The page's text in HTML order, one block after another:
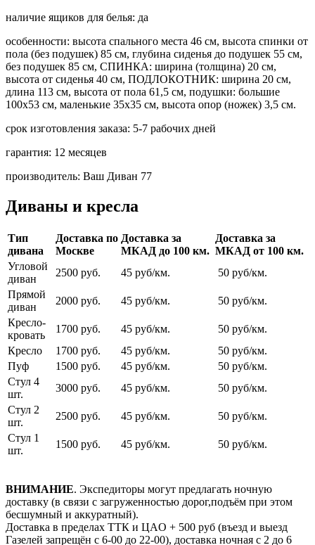
наличие ящиков для белья: да
особенности: высота спального места 46 см, высота спинки от
пола (без подушек) 85 см, глубина сиденья до подушек 55 см,
без подушек 85 см, СПИНКА: ширина (толщина) 20 см,
высота от сиденья 40 см, ПОДЛОКОТНИК: ширина 20 см,
длина 113 см, высота от пола 61,5 см, подушки: большие
100х53 см, маленькие 35х35 см, высота опор (ножек) 3,5 см.
срок изготовления заказа: 5-7 рабочих дней
гарантия: 12 месяцев
производитель: Ваш Диван 77
Диваны и кресла
Тип
дивана
Доставка по
Москве
Доставка за
МКАД до 100 км.
Доставка за
МКАД от 100 км.
Угловой
диван
2500 руб. 45 руб/км.
50 руб/км.
Прямой
диван
2000 руб. 45 руб/км.
50 руб/км.
Кресло-
кровать
1700 руб. 45 руб/км.
50 руб/км.
Кресло
1700 руб. 45 руб/км.
50 руб/км.
Пуф
1500 руб. 45 руб/км.
50 руб/км.
Стул 4
шт.
3000 руб. 45 руб/км.
50 руб/км.
Стул 2
шт.
2500 руб. 45 руб/км.
50 руб/км.
Стул 1
шт.
1500 руб. 45 руб/км. 50 руб/км.
ВНИМАНИЕ. Экспедиторы могут предлагать ночную
доставку (в связи с загруженностью дорог,подъём при этом
бесшумный и аккуратный).
Доставка в пределах ТТК и ЦАO + 500 pуб (въезд и выезд
Газелей запрещён с 6-00 до 22-00), доставка ночная с 2 до 6